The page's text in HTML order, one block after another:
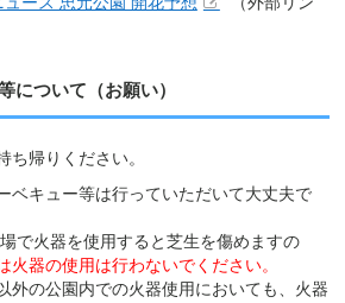
について（お願い）
帰りください。
ベキュー等は行っていただいて大丈夫で
で火器を使用すると芝生を傷めますの
火器の使用は行わないでください。
外の公園内での火器使用においても、火器